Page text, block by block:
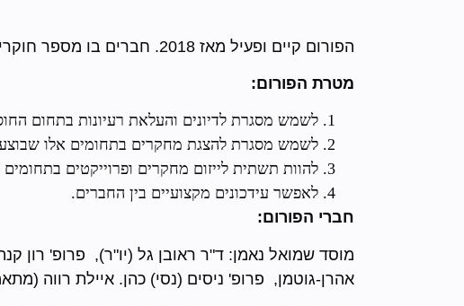
הפורום קיים ופעיל מאז 2018. חברים בו מספר חוקרים ממוסד נאמן וכן חוקרים נוספים בעלי עניין ושת"פ עם מוסד נאמן.
מטרת הפורום:
לשמש מסגרת לדיונים והעלאת רעיונות בתחום
לשמש מסגרת להצגת מחקרים בתחומים אלו
להוות תשתית לייזום מחקרים ופרוייקטים בתחומים
לאפשר עידכונים מקצועיים בין החברים.
חברי הפורום:
מוסד שמואל נאמן: ד"ר ראובן גל (יו"ר), פרופ'
אהרן-גוטמן, פרופ' ניסים (נסי) כהן. איילת רווה